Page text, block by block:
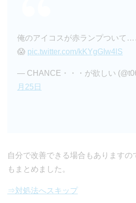
俺のアイコスが赤ランプついて…
😱 pic.twitter.com/kKYgGIw4lS
— CHANCE・・・が欲しい
月25日
自分で改善できる場合もありますの
もまとめました。
⇒対処法へスキップ